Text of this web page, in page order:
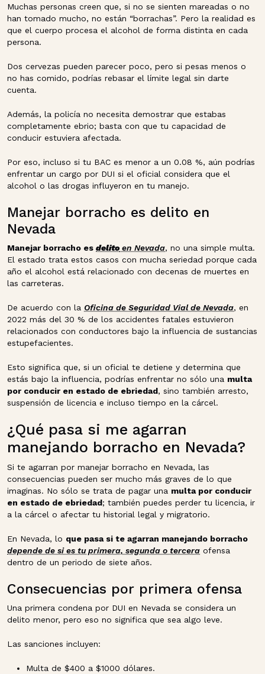
Muchas personas creen que, si no se sienten mareadas o no
han tomado mucho, no están “borrachas”. Pero la realidad es
que el cuerpo procesa el alcohol de forma distinta en cada
persona.
Dos cervezas pueden parecer poco, pero si pesas menos o
no has comido, podrías rebasar el límite legal sin darte
cuenta.
Además, la policía no necesita demostrar que estabas
completamente ebrio; basta con que tu capacidad de
conducir estuviera afectada.
Por eso, incluso si tu BAC es menor a un 0.08 %, aún podrías
enfrentar un cargo por DUI si el oficial considera que el
alcohol o las drogas influyeron en tu manejo.
Manejar borracho es delito en
Nevada
Manejar borracho es delitoen Nevada, no una simple multa.
El estado trata estos casos con mucha seriedad porque cada
año el alcohol está relacionado con decenas de muertes en
las carreteras.
De acuerdo con la Oficina de Seguridad Vial de Nevada, en
2022 más del 30 % de los accidentes fatales estuvieron
relacionados con conductores bajo la influencia de sustancias
estupefacientes.
Esto significa que, si un oficial te detiene y determina que
estás bajo la influencia, podrías enfrentar no sólo una multa
por conducir en estado de ebriedad, sino también arresto,
suspensión de licencia e incluso tiempo en la cárcel.
¿Qué pasa si me agarran
manejando borracho en Nevada?
Si te agarran por manejar borracho en Nevada, las
consecuencias pueden ser mucho más graves de lo que
imaginas. No sólo se trata de pagar una multa por conducir
en estado de ebriedad; también puedes perder tu licencia, ir
a la cárcel o afectar tu historial legal y migratorio.
En Nevada, lo que pasa si te agarran manejando borracho
depende de si es tu primera, segunda o tercera ofensa
dentro de un periodo de siete años.
Consecuencias por primera ofensa
Una primera condena por DUI en Nevada se considera un
delito menor, pero eso no significa que sea algo leve.
Las sanciones incluyen:
Multa de $400 a $1000 dólares.